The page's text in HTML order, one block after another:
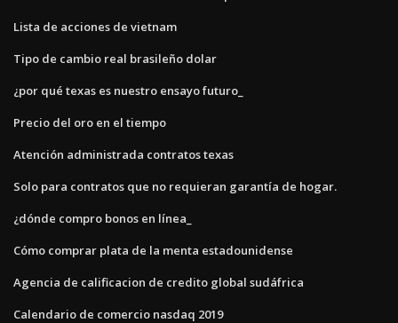
Lista de acciones de vietnam
Tipo de cambio real brasileño dolar
¿por qué texas es nuestro ensayo futuro_
Precio del oro en el tiempo
Atención administrada contratos texas
Solo para contratos que no requieran garantía de hogar.
¿dónde compro bonos en línea_
Cómo comprar plata de la menta estadounidense
Agencia de calificacion de credito global sudáfrica
Calendario de comercio nasdaq 2019